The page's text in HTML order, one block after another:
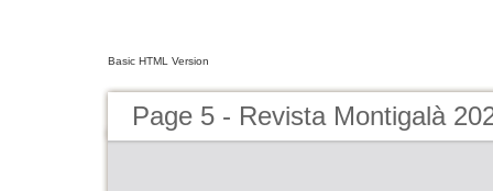
Basic HTML Version
Page 5 - Revista Montigalà